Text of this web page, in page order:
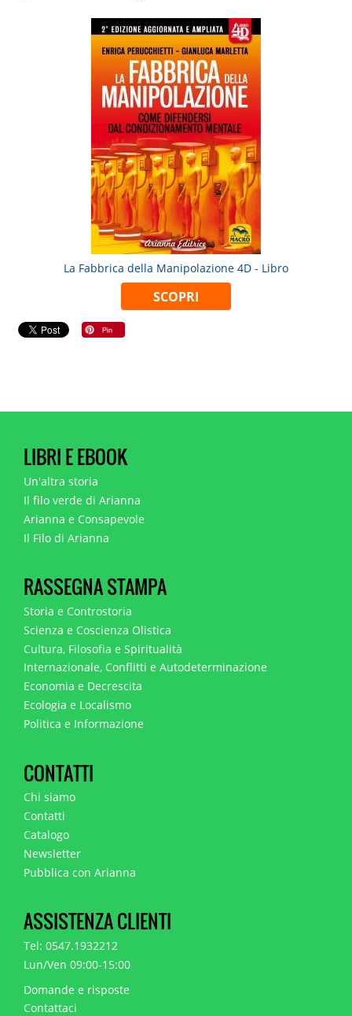
La Fabbrica della Manipolazione 4D - Libro
SCOPRI
LIBRI E EBOOK
Un'altra storia
Il filo verde di Arianna
Arianna e Consapevole
Il Filo di Arianna
RASSEGNA STAMPA
Storia e Controstoria
Scienza e Coscienza Olistica
Cultura, Filosofia e Spiritualità
Internazionale, Conflitti e Autodeterminazione
Economia e Decrescita
Ecologia e Localismo
Politica e Informazione
CONTATTI
Chi siamo
Contatti
Catalogo
Newsletter
Pubblica con Arianna
ASSISTENZA CLIENTI
Tel: 0547.1932212
Lun/Ven 09:00-15:00
Domande e risposte
Contattaci